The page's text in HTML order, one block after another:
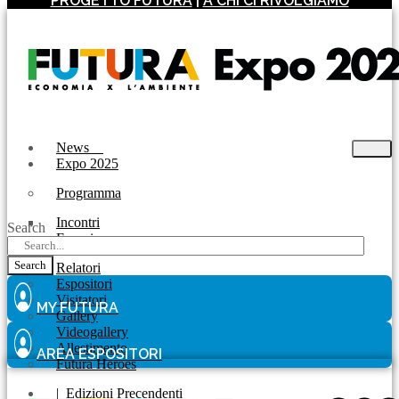
News
Expo 2025
Programma
Incontri
Experience
Relatori
Espositori
Visitatori
Gallery
Videogallery
Allestimento
Futura Heroes
| Edizioni Precendenti
Search
Search
MY FUTURA
AREA ESPOSITORI